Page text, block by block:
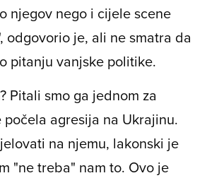
njegov nego i cijele scene
odgovorio je, ali ne smatra da
pitanju vanjske politike.
Pitali smo ga jednom za
agresija na Ukrajinu.
na njemu, lakonski je
"ne treba" nam to. Ovo je